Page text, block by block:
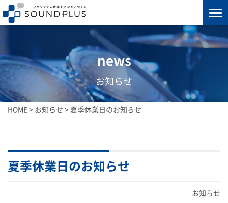
news
お知らせ
HOME> お知らせ > 夏季休業日のお知らせ
夏季休業日のお知らせ
お知らせ